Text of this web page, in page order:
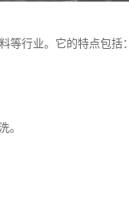
等行业。它的特点包括：
。